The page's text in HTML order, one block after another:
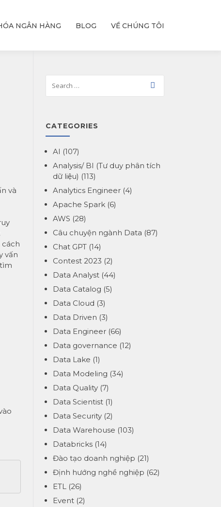
NGÂN HÀNG BLOG VỀ CHÚNG TÔI
và
cách
vấn
CATEGORIES
AI (107)
Analysis/ BI (Tư duy phân tích
dữ liệu) (113)
Analytics Engineer (4)
Apache Spark (6)
AWS (28)
Câu chuyện ngành Data (87)
Chat GPT (14)
Contest 2023 (2)
Data Analyst (44)
Data Catalog (5)
Data Cloud (3)
Data Driven (3)
Data Engineer (66)
Data governance (12)
Data Lake (1)
Data Modeling (34)
Data Quality (7)
Data Scientist (1)
Data Security (2)
Data Warehouse (103)
Databricks (14)
Đào tạo doanh nghiệp (21)
Định hướng nghề nghiệp (62)
ETL (26)
Event (2)